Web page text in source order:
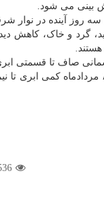
بینی می شود.
روز آینده در نوار
گرد و خاک، کاهش
نیز با اعلان اینکه برای تهران در روز یکشنبه